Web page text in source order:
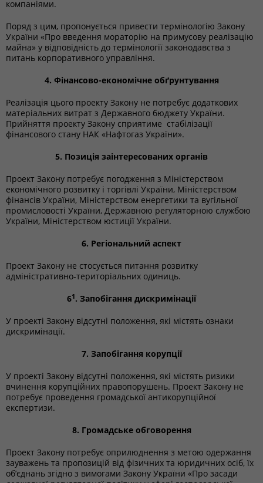
компаніями.
Поряд з цим, пропонується привести термінологію Закону
України «Про введення мораторію на примусову реалізацію
майна» у відповідність до термінології законодавства з
питань корпоративного управління.
4. Фінансово-економічне обґрунтування
Реалізація цього проекту Закону не потребує додаткових
матеріальних витрат з Державного бюджету України.
Прийняття проекту Закону сприятиме стабілізації
фінансового стану НАК «Нафтогаз України».
5. Позиція заінтересованих органів
Проект Закону потребує погодження з Міністерством
економічного розвитку і торгівлі України, Міністерством
фінансів України, Міністерством енергетики та вугільної
промисловості України, Державною регуляторною службою
України, Міністерством юстиції України.
6. Регіональний аспект
Проект Закону не стосується питання розвитку
адміністративно-територіальних одиниць.
61. Запобігання дискримінації
У проекті Закону відсутні положення, які містять ознаки
дискримінації.
7. Запобігання корупції
У проекті Закону відсутні положення, які містять ризики
вчинення корупційних правопорушень. Проект Закону не
потребує проведення громадської антикорупційної
експертизи.
8. Громадське обговорення
Проект Закону потребує оприлюднення з метою одержання
зауважень та пропозицій від фізичних та юридичних осіб, їх
об’єднань згідно з вимогами Закону України «Про засади